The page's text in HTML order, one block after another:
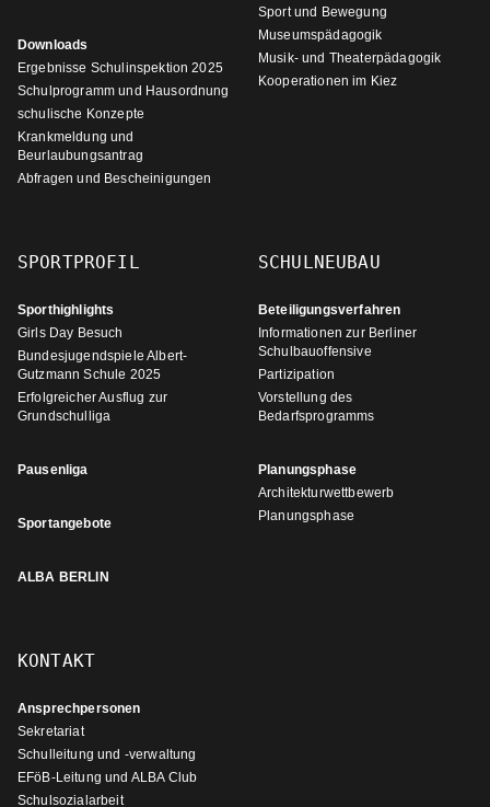
Downloads
Ergebnisse Schulinspektion 2025
Schulprogramm und Hausordnung
schulische Konzepte
Krankmeldung und
Beurlaubungsantrag
Abfragen und Bescheinigungen
Sport und Bewegung
Museumspädagogik
Musik- und Theaterpädagogik
Kooperationen im Kiez
SPORTPROFIL
Sporthighlights
Girls Day Besuch
Bundesjugendspiele Albert-
Gutzmann Schule 2025
Erfolgreicher Ausflug zur
Grundschulliga
Pausenliga
Sportangebote
ALBA BERLIN
SCHULNEUBAU
Beteiligungsverfahren
Informationen zur Berliner
Schulbauoffensive
Partizipation
Vorstellung des
Bedarfsprogramms
Planungsphase
Architekturwettbewerb
Planungsphase
KONTAKT
Ansprechpersonen
Sekretariat
Schulleitung und -verwaltung
EFöB-Leitung und ALBA Club
Schulsozialarbeit